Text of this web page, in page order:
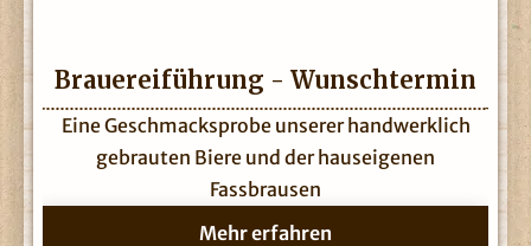
Brauereiführung - Wunschtermin
Eine Geschmacksprobe unserer handwerklich
gebrauten Biere und der hauseigenen
Fassbrausen
Mehr erfahren